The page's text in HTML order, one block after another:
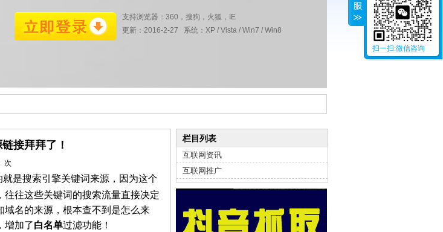
支持浏览器：360，搜狗，火狐，IE
更新：2016-2-27 系统：XP / Vista / Win7 / Win8
接拜拜了！
次
是搜索引擎关键词来源，因为这个
往这些关键词的搜索流量直接决定
名的来源，根本查不到是怎么来
增加了白名单过滤功能！
栏目列表
互联网资讯
互联网推广
扫一扫:微信咨询